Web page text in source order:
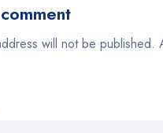
will not be published.